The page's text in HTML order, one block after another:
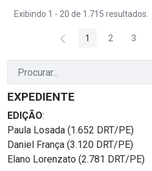
Exibindo 1 - 20 de 1.715 resultados.
Página
1 Página
2 3
EXPEDIENTE
EDIÇÃO:
Paula Losada (1.652 DRT/PE)
Daniel França (3.120 DRT/PE)
Elano Lorenzato (2.781 DRT/PE)